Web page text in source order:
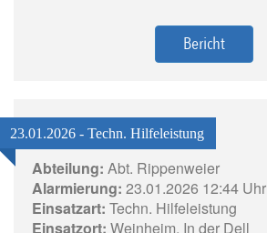
Bericht
23.01.2026 - Techn. Hilfeleistung
Abteilung: Abt. Rippenweier
Alarmierung: 23.01.2026 12:44 Uhr
Einsatzart: Techn. Hilfeleistung
Einsatzort: Weinheim, In der Dell